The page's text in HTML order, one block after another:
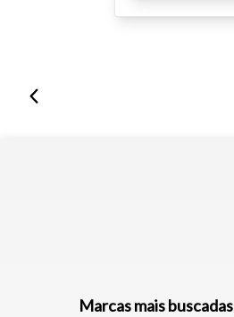
Marcas mais buscadas